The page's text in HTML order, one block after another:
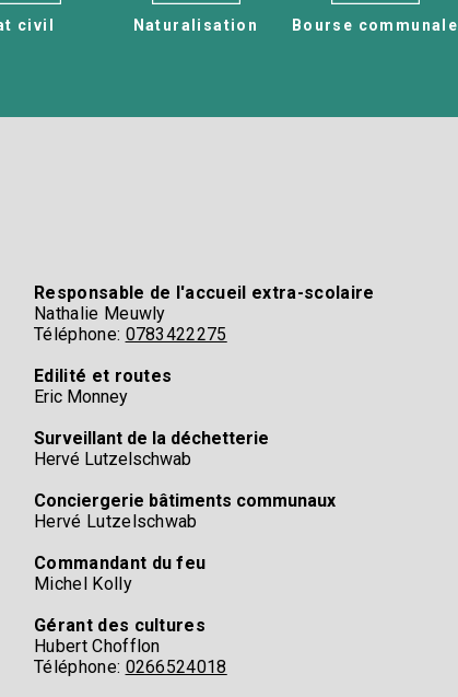
civil​ Naturalisation Bourse communale
Responsable de l'accueil extra-scolaire​
Nathalie Meuwly​
Téléphone: 0783422275
Edilité et routes​
Eric Monney
Surveillant de la déchetterie​
Hervé Lutzelschwab​
Conciergerie bâtiments communaux
Hervé Lutzelschwab​
Commandant du feu​
Michel Kolly
Gérant des cultures​
Hubert Chofflon​
Téléphone: 0266524018​